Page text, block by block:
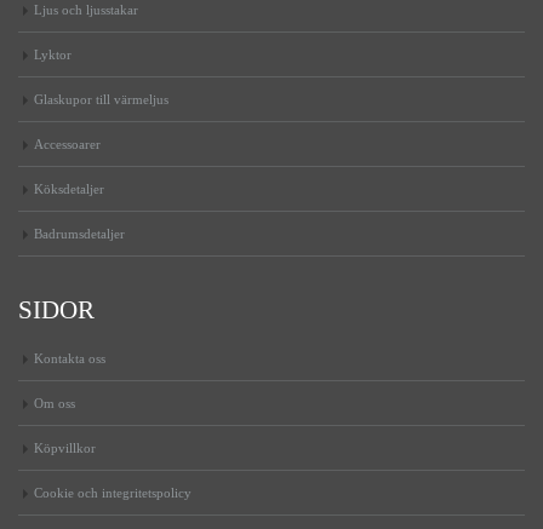
Ljus och ljusstakar
Lyktor
Glaskupor till värmeljus
Accessoarer
Köksdetaljer
Badrumsdetaljer
SIDOR
Kontakta oss
Om oss
Köpvillkor
Cookie och integritetspolicy